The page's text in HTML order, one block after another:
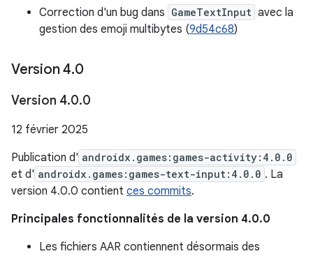
Correction d'un bug dans GameTextInput avec la
gestion des emoji multibytes (9d54c68)
Version 4.0
Version 4.0.0
12 février 2025
Publication d' androidx.games:games-activity:4.0.0
et d' androidx.games:games-text-input:4.0.0 . La
version 4.0.0 contient ces commits.
Principales fonctionnalités de la version 4.0.0
Les fichiers AAR contiennent désormais des